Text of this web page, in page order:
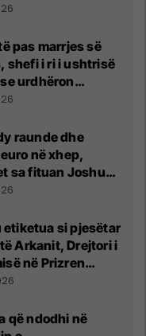
pas marrjes së
shefi i ri i ushtrisë
urdhëron
madh
raunde dhe
në xhep,
sa fituan Joshua
etiketua si pjesëtar
Arkanit, Drejtori i
në Prizren
që ndodhi në